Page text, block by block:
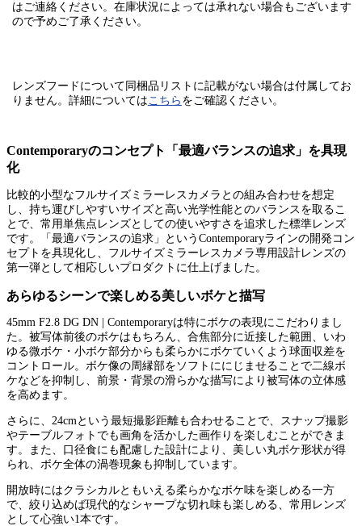
はご連絡ください。在庫状況によっては承れない場合もございます
ので予めご了承ください。
レンズフードについて同梱品リストに記載がない場合は付属してお
りません。 詳細についてはこちら をご確認ください。
Contemporaryのコンセプト「最適バランスの追求」を具現
化
比較的小型なフルサイズミラーレスカメラとの組み合わせを想定
し、持ち運びしやすいサイズと高い光学性能とのバランスを取るこ
とで、常用単焦点レンズとしての使いやすさを追求した標準レンズ
です。「最適バランスの追求」というContemporaryラインの開発コン
セプトを具現化し、フルサイズミラーレスカメラ専用設計レンズの
第一弾として相応しいプロダクトに仕上げました。
あらゆるシーンで楽しめる美しいボケと描写
45mm F2.8 DG DN | Contemporaryは特にボケの表現にこだわりまし
た。被写体前後のボケはもちろん、合焦部分に近接した範囲、いわ
ゆる微ボケ・小ボケ部分からも柔らかにボケていくよう球面収差を
コントロール。ボケ像の周縁部をソフトににじませることで二線ボ
ケなどを抑制し、前景・背景の滑らかな描写により被写体の立体感
を高めます。
さらに、24cmという最短撮影距離も合わせることで、スナップ撮影
やテーブルフォトでも画角を活かした画作りを楽しむことができま
す。また、口径食にも配慮した設計により、美しい丸ボケ形状が得
られ、ボケ全体の渦巻現象も抑制しています。
開放時にはクラシカルともいえる柔らかなボケ味を楽しめる一方
で、絞り込めば現代的なシャープな切れ味も楽しめる、常用レンズ
として心強い1本です。